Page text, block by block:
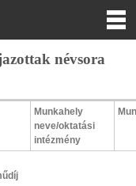
névsora
Munkahely
neve/oktatási
intézmény